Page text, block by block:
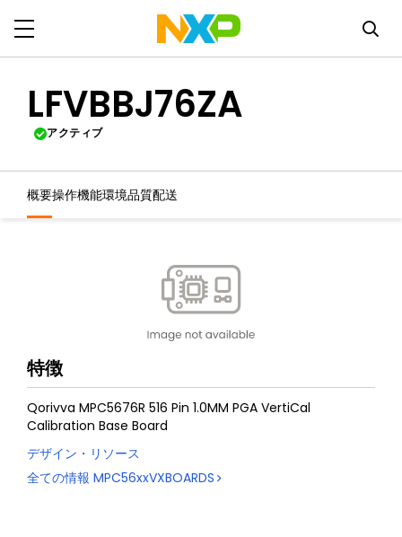
LFVBBJ76ZA
アクティブ
概要操作機能環境品質配送
特徴
Qorivva MPC5676R 516 Pin 1.0MM PGA VertiCal
Calibration Base Board
デザイン・リソース
全ての情報 MPC56xxVXBOARDS